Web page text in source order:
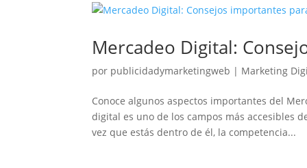
Mercadeo Digital:
por publicidadymarketingweb | Marketing
Conoce algunos aspectos importantes del
digital es uno de los campos más accesibles
vez que estás dentro de él, la competencia...